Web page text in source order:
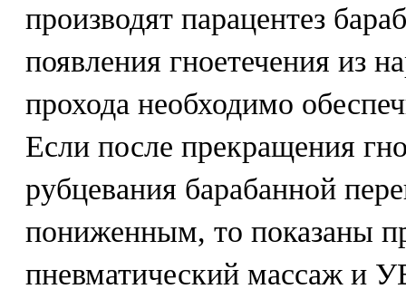
производят парацентез
появления гноетечения из
прохода необходимо
Если после прекращения
рубцевания барабанной
пониженным, то показаны
пневматический массаж и